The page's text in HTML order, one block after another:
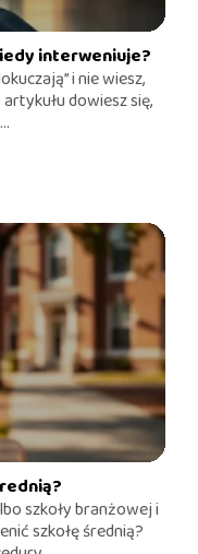
interweniuje?
i nie wiesz,
dowiesz się,
szkoły branżowej i
szkołę średnią?